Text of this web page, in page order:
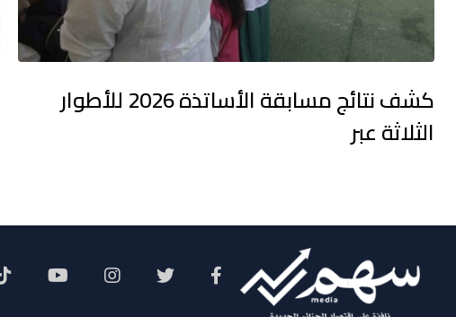
كشف نتائج مسابقة الأساتذة 2026 للأطوار
الثلاثة عبر
Social Menu